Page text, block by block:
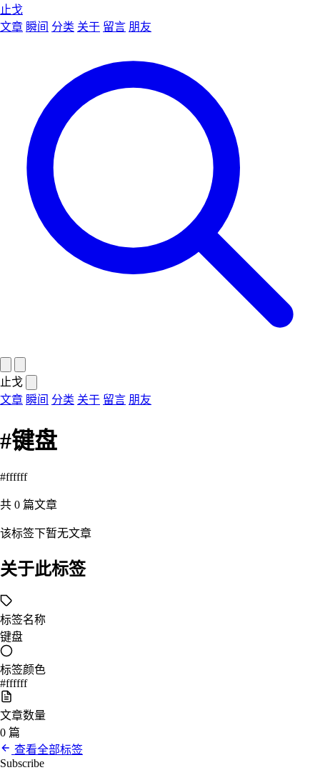
止戈
文章 瞬间 分类 关于 留言 朋友
止戈
文章 瞬间 分类 关于 留言 朋友
#键盘
#ffffff
共 0 篇文章
该标签下暂无文章
关于此标签
标签名称
键盘
标签颜色
#ffffff
文章数量
0 篇
查看全部标签
Subscribe